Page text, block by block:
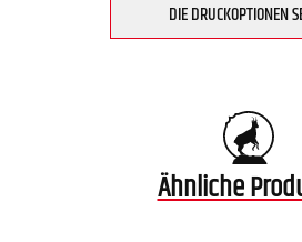
DIE DRUCKOPTIONEN
Ähnliche